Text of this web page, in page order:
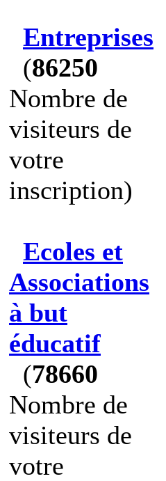
Entreprises
(86250
Nombre de
visiteurs de
votre
inscription)
Ecoles et
Associations
à but
éducatif
(78660
Nombre de
visiteurs de
votre